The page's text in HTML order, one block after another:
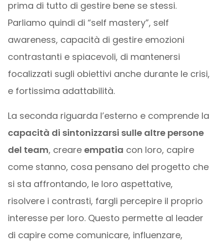
prima di tutto di gestire bene se stessi.
Parliamo quindi di “self mastery”, self
awareness, capacità di gestire emozioni
contrastanti e spiacevoli, di mantenersi
focalizzati sugli obiettivi anche durante le crisi,
e fortissima adattabilità.
La seconda riguarda l’esterno e comprende la
capacità di sintonizzarsi sulle altre persone
del team, creare empatia con loro, capire
come stanno, cosa pensano del progetto che
si sta affrontando, le loro aspettative,
risolvere i contrasti, fargli percepire il proprio
interesse per loro. Questo permette al leader
di capire come comunicare, influenzare,